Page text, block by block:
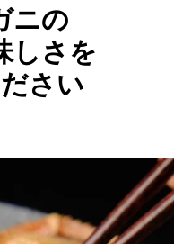
ニの
しさを
さい